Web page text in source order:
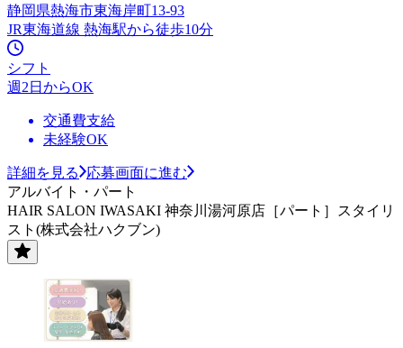
静岡県熱海市東海岸町13-93
JR東海道線 熱海駅から徒歩10分
シフト
週2日からOK
交通費支給
未経験OK
詳細を見る
応募画面に進む
アルバイト・パート
HAIR SALON IWASAKI 神奈川湯河原店［パート］スタイリ
スト(株式会社ハクブン)